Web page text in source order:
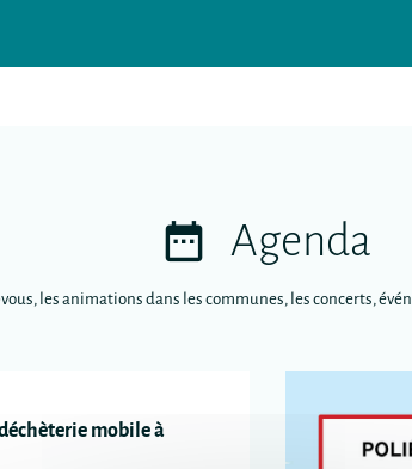
Agenda
les animations dans les communes, les concerts,
mobile à